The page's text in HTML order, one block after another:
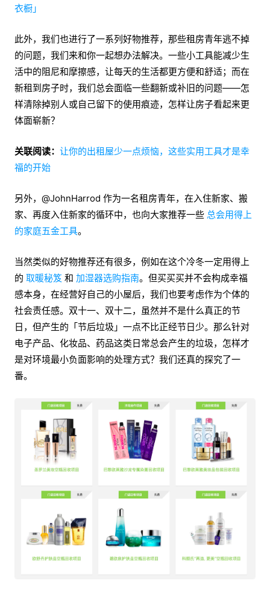
衣橱」
此外，我们也进行了一系列好物推荐，那些租房青年逃不掉
的问题，我们来和你一起想办法解决。一些小工具能减少生
活中的阻尼和摩擦感，让每天的生活都更方便和舒适；而在
新租到房子时，我们总会面临一些翻新或补旧的问题——怎
样清除掉别人或自己留下的使用痕迹，怎样让房子看起来更
体面崭新？
关联阅读： 让你的出租屋少一点烦恼，这些实用工具才是幸
福的开始
另外，@JohnHarrod 作为一名租房青年，在入住新家、搬
家、再度入住新家的循环中，也向大家推荐一些 总会用得上
的家庭五金工具。
当然类似的好物推荐还有很多，例如在这个冷冬一定用得上
的 取暖秘笈 和 加湿器选购指南。但买买买并不会构成幸福
感本身，在经营好自己的小屋后，我们也要考虑作为个体的
社会责任感。双十一、双十二，虽然并不是什么真正的节
日，但产生的「节后垃圾」一点不比正经节日少。那么针对
电子产品、化妆品、药品这类日常总会产生的垃圾，怎样才
是对环境最小负面影响的处理方式？我们还真的探究了一
番。